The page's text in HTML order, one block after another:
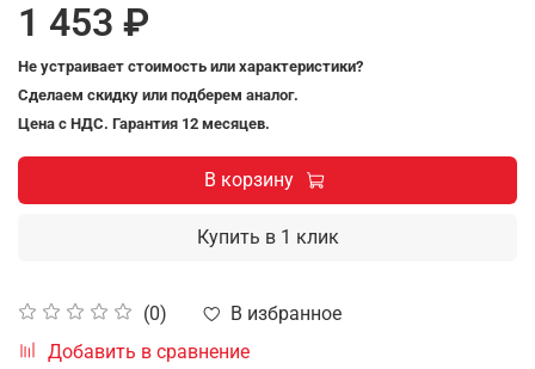
(0)
В избранное
Добавить в сравнение
1 453 ₽
Не устраивает стоимость или характеристики?
Сделаем скидку или подберем аналог.
Цена с НДС. Гарантия 12 месяцев.
В корзину
Купить в 1 клик